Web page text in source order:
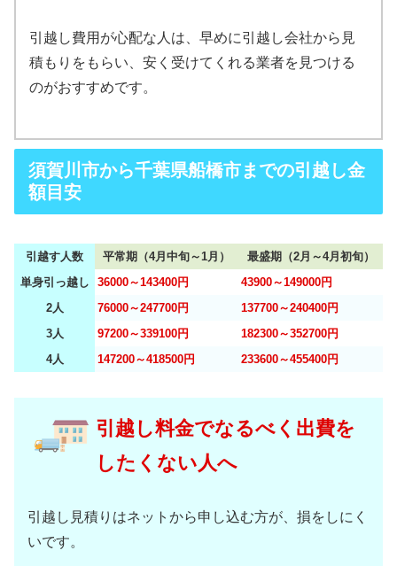
引越し費用が心配な人は、早めに引越し会社から見
積もりをもらい、安く受けてくれる業者を見つける
のがおすすめです。
須賀川市から千葉県船橋市までの引越し金
額目安
引越す人数 平常期（4月中旬～1月）
最盛期（2月～4月初旬）
単身引っ越し
36000～143400円
43900～149000円
2人
76000～247700円
137700～240400円
3人
97200～339100円
182300～352700円
4人
147200～418500円 233600～455400円
引越し料金でなるべく出費を
したくない人へ
引越し見積りはネットから申し込む方が、損をしにく
いです。